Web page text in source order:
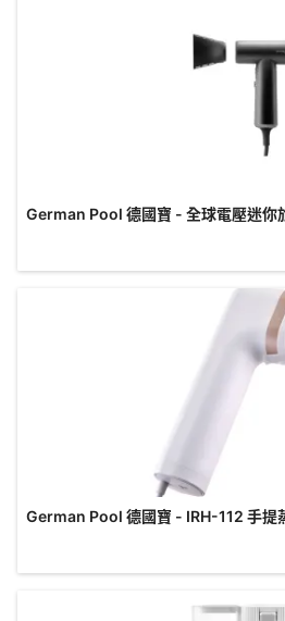
German Pool 德國寶 - 全球電壓迷
German Pool 德國寶 - IRH-112 手提